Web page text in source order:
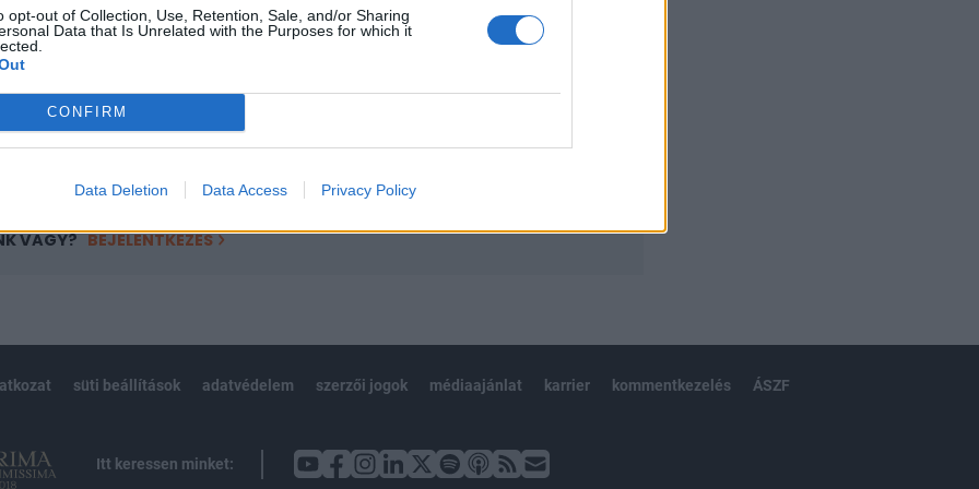
opt-out of Collection, Use, Retention, Sale, and/or Sharing
Data that Is Unrelated with the Purposes for which it
CONFIRM
Data Deletion Data Access Privacy Policy
tartalmazza:
cikkarchívum
elmúlt 2 év napon belüli
VAGY? BEJELENTKEZÉS
süti beállítások adatvédelem szerzői jogok médiaajánlat karrier kommentkezelés ÁSZF
Itt keressen minket: